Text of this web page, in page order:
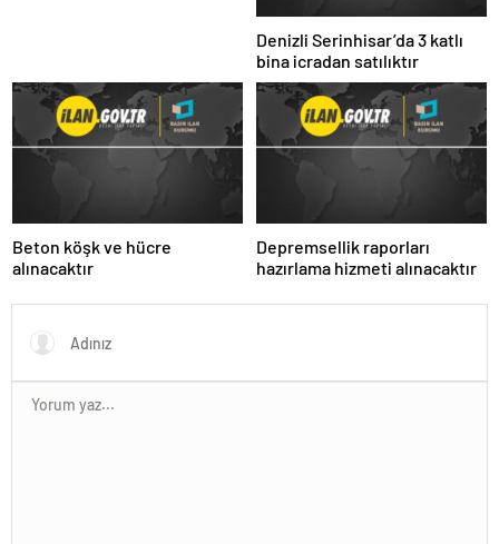
Denizli Serinhisar’da 3 katlı
bina icradan satılıktır
Beton köşk ve hücre
alınacaktır
Depremsellik raporları
hazırlama hizmeti alınacaktır